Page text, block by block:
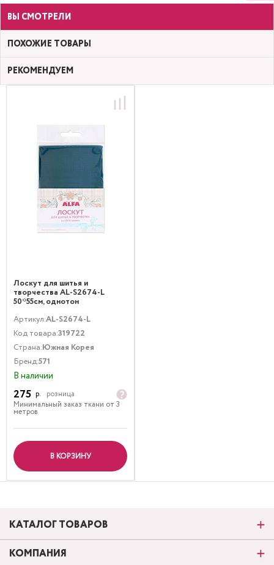
ВЫ СМОТРЕЛИ
ПОХОЖИЕ ТОВАРЫ
РЕКОМЕНДУЕМ
Лоскут для шитья и
творчества AL-S2674-L
50*55см, однотон
Артикул:AL-S2674-L
Код товара:319722
Страна:Южная Корея
Бренд:571
В наличии
275 р.
розница
Минимальный заказ ткани от 3
метров
В КОРЗИНУ
КАТАЛОГ ТОВАРОВ
КОМПАНИЯ